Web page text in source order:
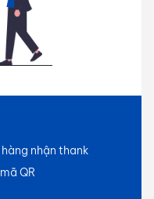
nhận thank
QR